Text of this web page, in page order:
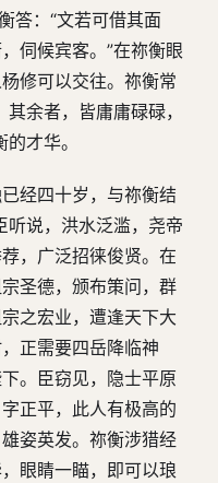
答：“文若可借其面
伺候宾客。”在祢衡眼
修可以交往。祢衡常
余者，皆庸庸碌碌，
才华。
经四十岁，与祢衡结
听说，洪水泛滥，尧帝
，广泛招徕俊贤。在
圣德，颁布策问，群
之宏业，遭逢天下大
正需要四岳降临神
。臣窃见，隐士平原
正平，此人有极高的
姿英发。祢衡涉猎经
眼睛一瞄，即可以琅